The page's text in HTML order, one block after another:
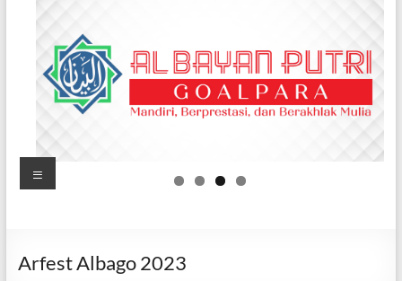
Pesantren
Unggul
Al
Bayan
Putri
Goalpara
dan
Menu
Arfest Albago 2023